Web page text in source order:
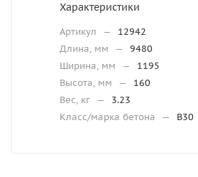
Характеристики
Артикул —
12942
Длина, мм
—
9480
Ширина, мм
—
1195
Высота, мм
—
160
Вес, кг —
3.23
Класс/марка бетона
— В30